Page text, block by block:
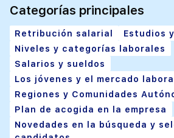
Categorías principales
Retribución salarial
Estudios
Niveles y categorías laborales
Salarios y sueldos
Los jóvenes y el mercado
Regiones y Comunidades
Plan de acogida en la empresa
Novedades en la búsqueda y